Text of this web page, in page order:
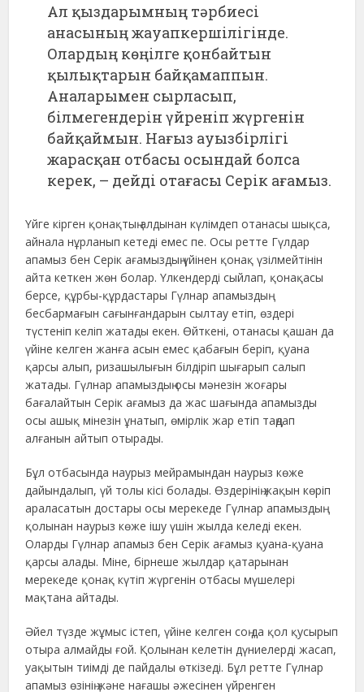
Ал қыздарымның тәрбиесі
анасының жауапкершілігінде.
Олардың көңілге қонбайтын
қылықтарын байқамаппын.
Аналарымен сырласып,
білмегендерін үйреніп жүргенін
байқаймын. Нағыз ауызбірлігі
жарасқан отбасы осындай болса
керек, – дейді отағасы Серік ағамыз.
Үйге кірген қонақтың алдынан күлімдеп отанасы шықса,
айнала нұрланып кетеді емес пе. Осы ретте Гүлдар
апамыз бен Серік ағамыздың үйінен қонақ үзілмейтінін
айта кеткен жөн болар. Үлкендерді сыйлап, қонақасы
берсе, құрбы-құрдастары Гүлнар апамыздың
бесбармағын сағынғандарын сылтау етіп, өздері
түстеніп келіп жатады екен. Өйткені, отанасы қашан да
үйіне келген жанға асын емес қабағын беріп, қуана
қарсы алып, ризашылығын білдіріп шығарып салып
жатады. Гүлнар апамыздың осы мәнезін жоғары
бағалайтын Серік ағамыз да жас шағында апамызды
осы ашық мінезін ұнатып, өмірлік жар етіп таңдап
алғанын айтып отырады.
Бұл отбасында наурыз мейрамындан наурыз көже
дайындалып, үй толы кісі болады. Өздерінің жақын көріп
араласатын достары осы мерекеде Гүлнар апамыздың
қолынан наурыз көже ішу үшін жылда келеді екен.
Оларды Гүлнар апамыз бен Серік ағамыз қуана-қуана
қарсы алады. Міне, бірнеше жылдар қатарынан
мерекеде қонақ күтіп жүргенін отбасы мүшелері
мақтана айтады.
Әйел түзде жұмыс істеп, үйіне келген соң да қол қусырып
отыра алмайды ғой. Қолынан келетін дүниелерді жасап,
уақытын тиімді де пайдалы өткізеді. Бұл ретте Гүлнар
апамыз өзінің және нағашы әжесінен үйренген